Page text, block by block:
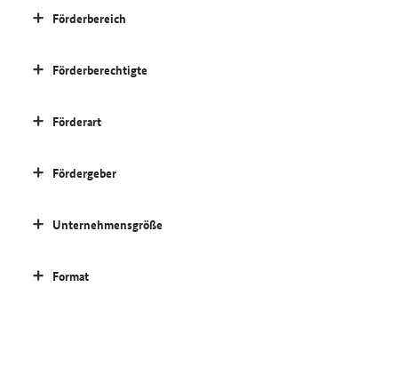
Förderbereich
Förderberechtigte
Förderart
Fördergeber
Unternehmensgröße
Format